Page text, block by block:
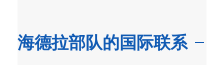
海德拉部队的国际联系